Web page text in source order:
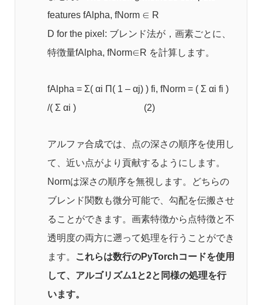
features fAlpha, fNorm ∈ R
D for the pixel: ブレンド法が，画素ごとに、
特徴量fAlpha, fNorm∈R を計算します。
fAlpha = Σ( αi Π( 1 – αj) ) fi, fNorm = ( Σ αi fi )
/( Σ αi ) (2)
アルファ合成では、点の深さの順序を使用し
て、近い点がより貢献するようにします。
Normは深さの順序を無視します。どちらの
ブレンド関数も微分可能で、勾配を伝搬させ
ることができます。画素特徴から点特徴と不
透明度の両方に遡って処理を行うことができ
ます。
これらは数行のPyTorchコードを使用
して、アルゴリズム1と2と同様の処理を行
います。